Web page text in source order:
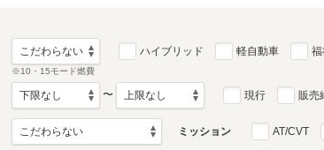
※10・15モード燃費
ハイブリッド 軽自動車 福
〜 現行 販売
ミッション AT/CVT